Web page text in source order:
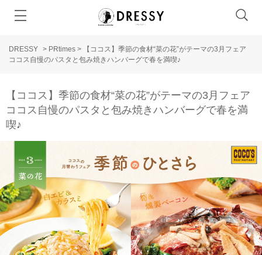
DRESSY > PRtimes >
【ココス】季節の食材“菜の花”がテーマの3月フェア
ココス自慢のパスタと包み焼きハンバーグで春を満喫♪
【ココス】季節の食材“菜の花”がテーマの3月フェア
ココス自慢のパスタと包み焼きハンバーグで春を満
喫♪